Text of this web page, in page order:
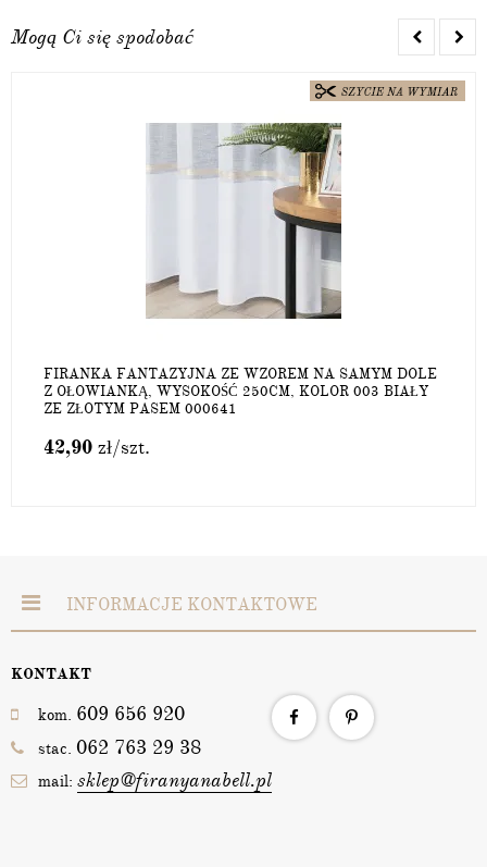
Mogą Ci się spodobać
FIRANKA FANTAZYJNA ZE WZOREM NA SAMYM DOLE
Z OŁOWIANKĄ, WYSOKOŚĆ 250CM, KOLOR 003 BIAŁY
ZE ZŁOTYM PASEM 000641
42,90 zł/szt.
INFORMACJE KONTAKTOWE
KONTAKT
kom. 609 656 920
stac. 062 763 29 38
mail: sklep@firanyanabell.pl